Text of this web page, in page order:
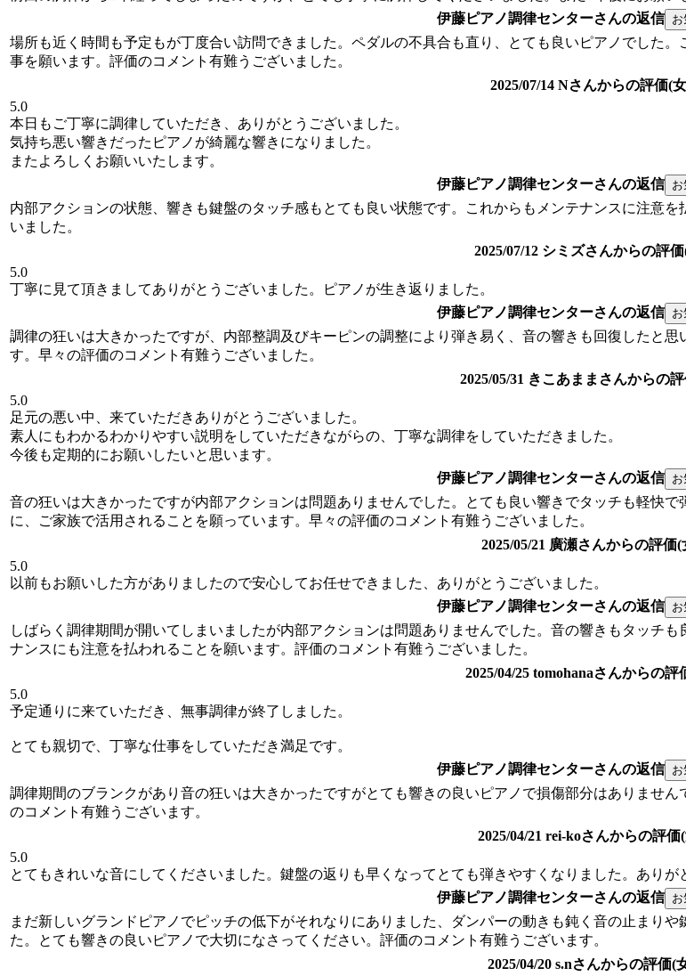
伊藤ピアノ調律センターさんの返信
場所も近く時間も予定もが丁度合い訪問できました。ペダルの不具合も直り、とても良いピアノでした
事を願います。評価のコメント有難うございました。
2025/07/14 Nさんからの評価(
5.0
本日もご丁寧に調律していただき、ありがとうございました。
気持ち悪い響きだったピアノが綺麗な響きになりました。
またよろしくお願いいたします。
伊藤ピアノ調律センターさんの返信
内部アクションの状態、響きも鍵盤のタッチ感もとても良い状態です。これからもメンテナンスに注意
いました。
2025/07/12 シミズさんからの評
5.0
丁寧に見て頂きましてありがとうございました。ピアノが生き返りました。
伊藤ピアノ調律センターさんの返信
調律の狂いは大きかったですが、内部整調及びキーピンの調整により弾き易く、音の響きも回復したと
す。早々の評価のコメント有難うございました。
2025/05/31 きこあままさんからの
5.0
足元の悪い中、来ていただきありがとうございました。
素人にもわかるわかりやすい説明をしていただきながらの、丁寧な調律をしていただきました。
今後も定期的にお願いしたいと思います。
伊藤ピアノ調律センターさんの返信
音の狂いは大きかったですが内部アクションは問題ありませんでした。とても良い響きでタッチも軽快
に、ご家族で活用されることを願っています。早々の評価のコメント有難うございました。
2025/05/21 廣瀬さんからの評価(
5.0
以前もお願いした方がありましたので安心してお任せできました、ありがとうございました。
伊藤ピアノ調律センターさんの返信
しばらく調律期間が開いてしまいましたが内部アクションは問題ありませんでした。音の響きもタッチ
ナンスにも注意を払われることを願います。評価のコメント有難うございました。
2025/04/25 tomohanaさんからの評
5.0
予定通りに来ていただき、無事調律が終了しました。
とても親切で、丁寧な仕事をしていただき満足です。
伊藤ピアノ調律センターさんの返信
調律期間のブランクがあり音の狂いは大きかったですがとても響きの良いピアノで損傷部分はありませ
のコメント有難うございます。
2025/04/21 rei-koさんからの評価
5.0
とてもきれいな音にしてくださいました。鍵盤の返りも早くなってとても弾きやすくなりました。ありが
伊藤ピアノ調律センターさんの返信
まだ新しいグランドピアノでピッチの低下がそれなりにありました、ダンパーの動きも鈍く音の止まり
た。とても響きの良いピアノで大切になさってください。評価のコメント有難うございます。
2025/04/20 s.nさんからの評価(